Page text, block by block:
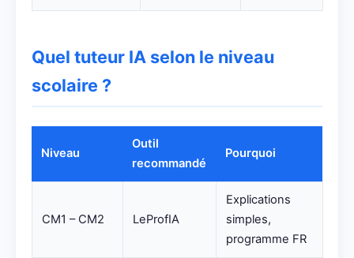
Quel tuteur IA selon le niveau
scolaire ?
Niveau
Outil
recommandé
Pourquoi
CM1 – CM2 LeProfIA
Explications
simples,
programme FR